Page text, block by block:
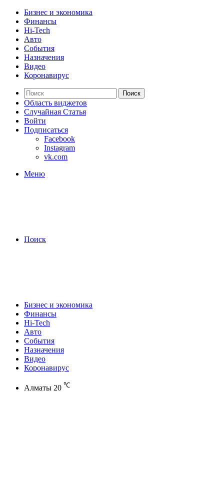
Бизнес и экономика
Финансы
Hi-Tech
Авто
События
Назначения
Видео
Коронавирус
Поиск
Область виджетов
Случайная Статья
Войти
Подписаться
Facebook
Instagram
vk.com
Меню
Поиск
Бизнес и экономика
Финансы
Hi-Tech
Авто
События
Назначения
Видео
Коронавирус
Алматы 20 ℃